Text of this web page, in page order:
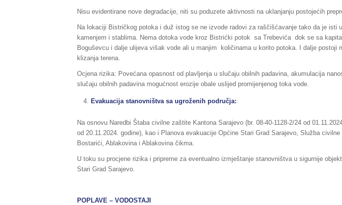
Nisu evidentirane nove degradacije, niti su poduzete aktivnosti na uklanjanju postojećih
Na lokaciji Bistričkog potoka i duž istog se ne izvode radovi za raščišćavanje tako da je
kamenjem i stablima. Nema dotoka vode kroz Bistrićki potok sa Trebevića dok se sa
Boguševcu i dalje ulijeva višak vode ali u manjim količinama u korito potoka. I dalje postoji
klizanja terena.
Ocjena rizika: Povećana opasnost od plavljenja u slučaju obilnih padavina, akumulacija
slučaju obilnih padavina mogućnost erozije obale uslijed promijenjenog toka vode.
Evakuacija stanovništva sa ugroženih područja:
Na osnovu Naredbi Štaba civilne zaštite Kantona Sarajevo (br. 08-40-1128-2/24 od
od 20.11.2024. godine), kao i Planova evakuacije Općine Stari Grad Sarajevo, Služba
Bostarići, Ablakovina i Ablakovina čikma.
U toku su procjene rizika i pripreme za eventualno izmještanje stanovništva u sigurnije
Stari Grad Sarajevo.
POPLAVE – VODOSTAJI